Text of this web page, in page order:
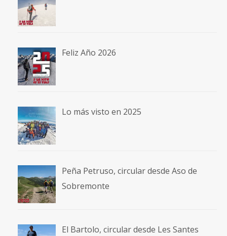
Feliz Año 2026
Lo más visto en 2025
Peña Petruso, circular desde Aso de
Sobremonte
El Bartolo, circular desde Les Santes